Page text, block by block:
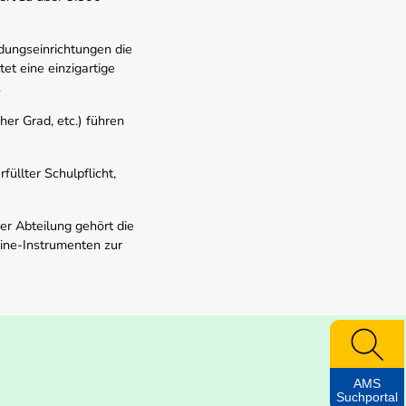
die
eine einzigartige
Grad, etc.) führen
Schulpflicht,
Abteilung gehört die
Instrumenten zur
AMS
Suchportal